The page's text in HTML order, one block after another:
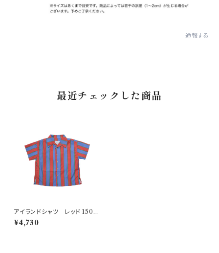
通報する
最近チェックした商品
アイランドシャツ レッド 150〜
160
¥4,730